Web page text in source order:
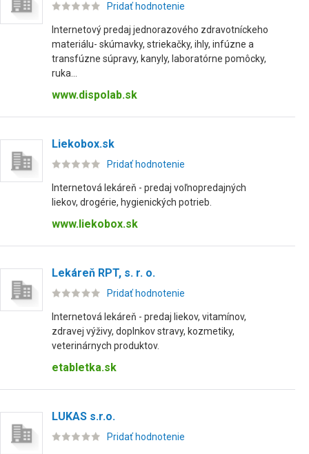
Pridať hodnotenie
Internetový predaj jednorazového zdravotníckeho
materiálu- skúmavky, striekačky, ihly, infúzne a
transfúzne súpravy, kanyly, laboratórne pomôcky,
ruka...
www.dispolab.sk
Liekobox.sk
Pridať hodnotenie
Internetová lekáreň - predaj voľnopredajných
liekov, drogérie, hygienických potrieb.
www.liekobox.sk
Lekáreň RPT, s. r. o.
Pridať hodnotenie
Internetová lekáreň - predaj liekov, vitamínov,
zdravej výživy, doplnkov stravy, kozmetiky,
veterinárnych produktov.
etabletka.sk
LUKAS s.r.o.
Pridať hodnotenie